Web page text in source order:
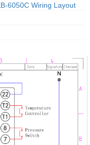
6050C Wiring Layout